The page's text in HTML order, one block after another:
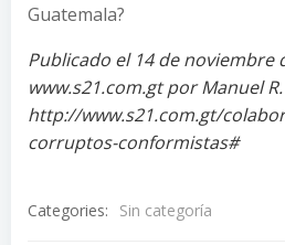
Guatemala?
Publicado el 14 de noviembre
www.s21.com.gt por Manuel
http://www.s21.com.gt/
corruptos-conformistas#
Categories: Sin categoría